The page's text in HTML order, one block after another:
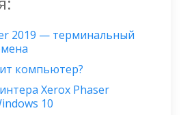
2019 — терминальный
компьютер?
Xerox Phaser
10